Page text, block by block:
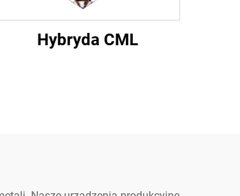
Hybryda CML